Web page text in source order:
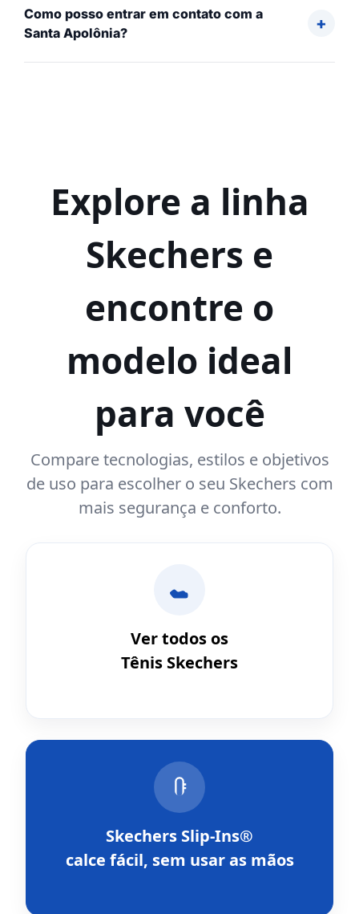
Como posso entrar em contato com a
Santa Apolônia?
Explore a linha
Skechers e
encontre o
modelo ideal
para você
Compare tecnologias, estilos e objetivos
de uso para escolher o seu Skechers com
mais segurança e conforto.
Ver todos os
Tênis Skechers
Skechers Slip-Ins®
calce fácil, sem usar as mãos